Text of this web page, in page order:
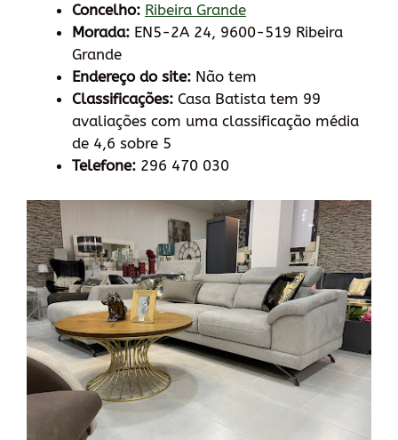
Concelho: Ribeira Grande
Morada: EN5-2A 24, 9600-519 Ribeira
Grande
Endereço do site: Não tem
Classificações: Casa Batista tem 99
avaliações com uma classificação média
de 4,6 sobre 5
Telefone: 296 470 030